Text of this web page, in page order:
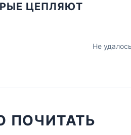
ЦЕПЛЯЮТ
Не
ПОЧИТАТЬ